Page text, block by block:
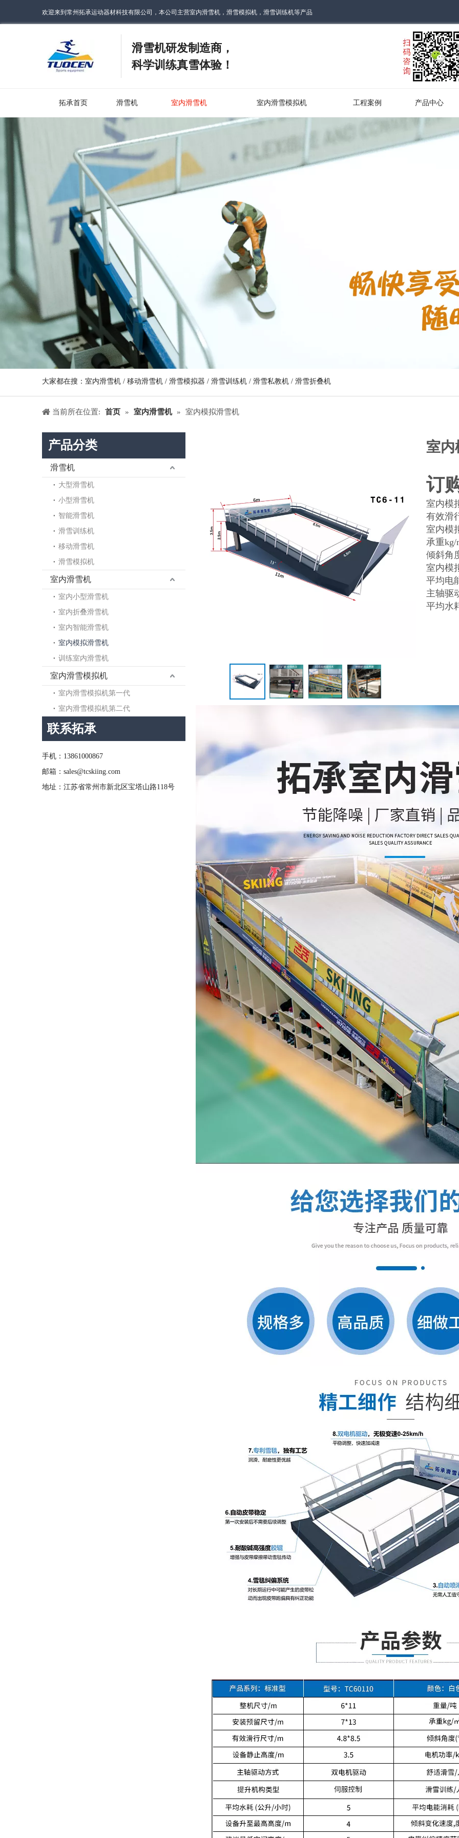
欢迎来到常州拓承运动器材科技有限公司，本公司主营室内滑雪机，滑雪模拟机，滑雪训练机等产品
滑雪机研发制造商，
科学训练真雪体验！
拓承首页 滑雪机 室内滑雪机 室内滑雪模拟机 工程案例 产品中心
大家都在搜：室内滑雪机 / 移动滑雪机 / 滑雪模拟器 / 滑雪训练机 / 滑雪私教机 / 滑雪折叠机
当前所在位置: 首页 » 室内滑雪机 » 室内模拟滑雪机
产品分类
滑雪机
大型滑雪机
小型滑雪机
智能滑雪机
滑雪训练机
移动滑雪机
滑雪模拟机
室内滑雪机
室内小型滑雪机
室内折叠滑雪机
室内智能滑雪机
室内模拟滑雪机
训练室内滑雪机
室内滑雪模拟机
室内滑雪模拟机第一代
室内滑雪模拟机第二代
联系拓承
手机：13861000867
邮箱：sales@tcskiing.com
地址：江苏省常州市新北区宝塔山路118号
室内
订
室内模
有效滑
室内模
承重kg/
倾斜角
室内模
平均电
主轴驱
平均水